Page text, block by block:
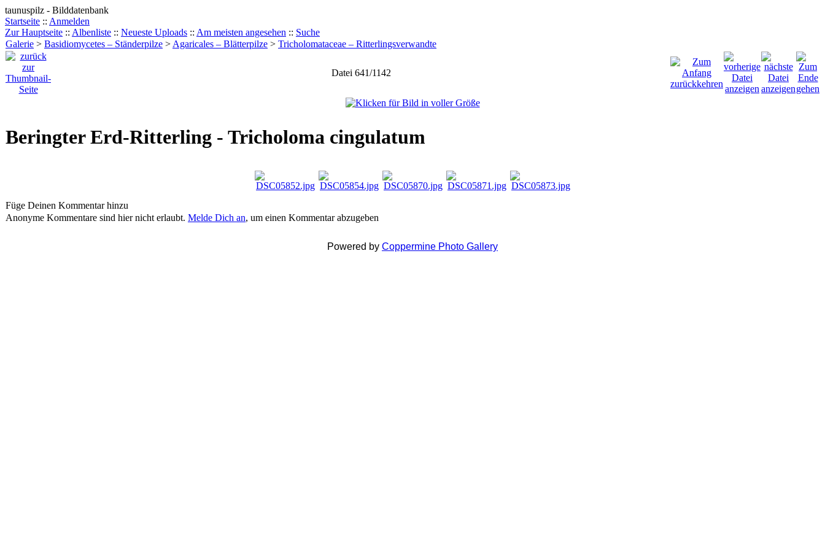
taunuspilz - Bilddatenbank
Startseite :: Anmelden
Zur Hauptseite :: Albenliste :: Neueste Uploads :: Am meisten angesehen :: Suche
Galerie > Basidiomycetes – Ständerpilze > Agaricales – Blätterpilze > Tricholomataceae – Ritterlingsverwandte
Datei 641/1142
Beringter Erd-Ritterling - Tricholoma cingulatum
Füge Deinen Kommentar hinzu
Anonyme Kommentare sind hier nicht erlaubt. Melde Dich an, um einen Kommentar abzugeben
Powered by Coppermine Photo Gallery